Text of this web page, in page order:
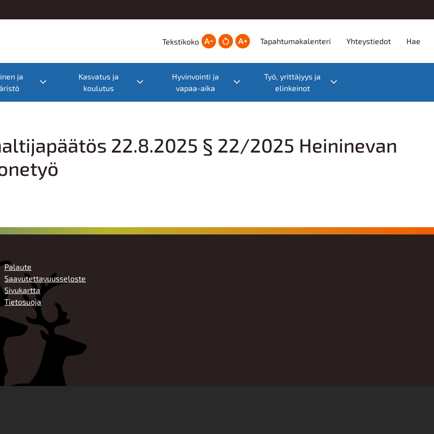
Tekstikoko Tapahtumakalenteri Yhteystiedot Hae
ja
Toggle submenu
Kasvatus ja
koulutus
Toggle submenu
Hyvinvointi ja
vapaa-aika
Toggle submenu
Työ, yrittäjyys ja
elinkeinot
Toggle submenu
22.8.2025 § 22/2025 Heininevan
ALATUNNISTE
Palaute
Saavutettavuusseloste
Sivukartta
Tietosuoja